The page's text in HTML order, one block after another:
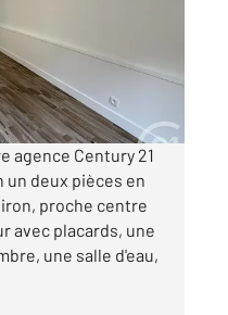
agence Century 21
un deux pièces en
proche centre
avec placards, une
une salle d'eau,